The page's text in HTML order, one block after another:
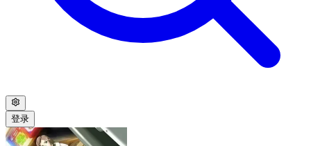
登录